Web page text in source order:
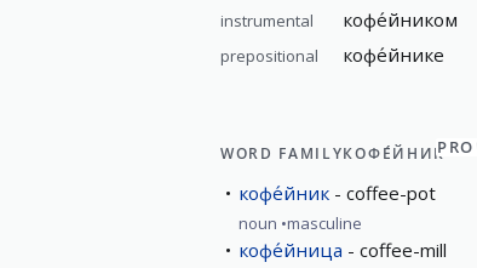
instrumental кофе́йником
prepositional кофе́йнике
WORD FAMILYКОФЕ́ЙНИКPRO
кофе́йник coffee-pot
noun masculine
кофе́йница coffee-mill